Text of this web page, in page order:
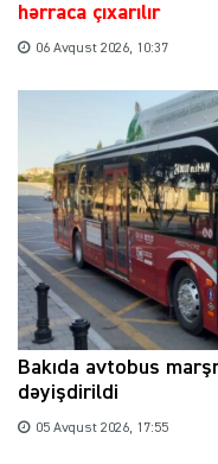
hərraca çıxarılır
06 Avqust 2026, 10:37
Bakıda avtobus
dəyişdirildi
05 Avqust 2026, 17:55